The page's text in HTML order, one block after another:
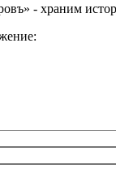
- храним